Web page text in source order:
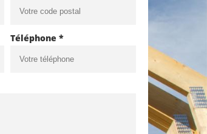
Téléphone *